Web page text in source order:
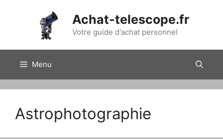
Achat-telescope.fr
Votre guide d'achat personnel
Menu
Astrophotographie